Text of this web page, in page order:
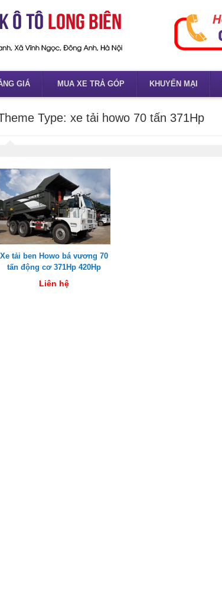
GIÁ MUA XE TRẢ GÓP KHUYẾN MẠI
Type: xe tải howo 70 tấn 371Hp
Xe tải ben Howo bá vương 70
tấn động cơ 371Hp 420Hp
Liên hệ